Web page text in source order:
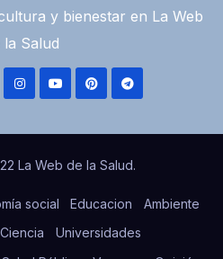
y bienestar en La Web
la Salud
La Web de la Salud.
social Educacion
Ambiente
Ciencia
Universidades